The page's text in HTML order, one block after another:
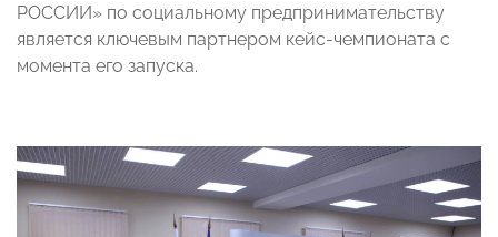
РОССИИ» по социальному предпринимательству
является ключевым партнером кейс-чемпионата с
момента его запуска.